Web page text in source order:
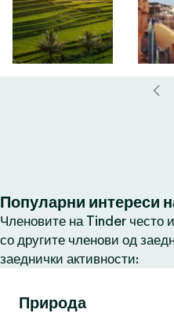
Популарни интереси
Членовите на Tinder често
со другите членови од
заеднички активности:
Природа